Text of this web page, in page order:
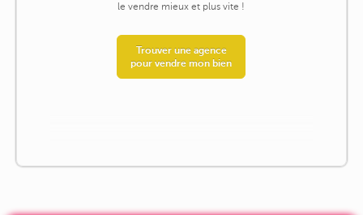
le vendre mieux et plus vite !
Trouver une agence
pour vendre mon bien